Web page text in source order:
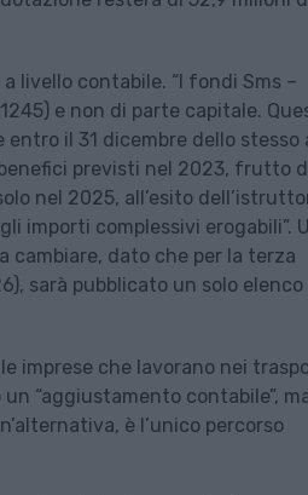
livello contabile. “I fondi Sms –
e non di parte capitale.
il 31 dicembre dello stesso
previsti nel 2023, frutto
nel 2025, all’esito
importi complessivi erogabili”.
cambiare, dato che per la terza
sarà pubblicato un solo elenco
imprese che lavorano nei
“aggiustamento contabile”,
è l’unico percorso